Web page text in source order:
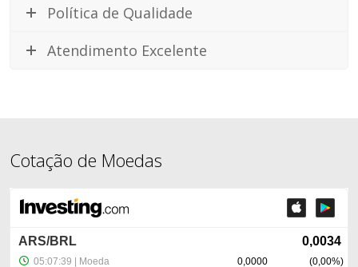
Política de Qualidade
Atendimento Excelente
Cotação de Moedas